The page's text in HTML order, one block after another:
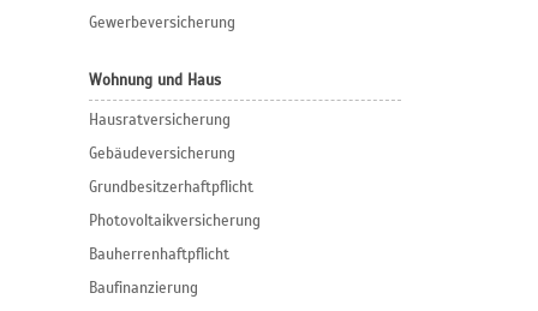
Gewerbeversicherung
Wohnung und Haus
Hausratversicherung
Gebäudeversicherung
Grundbesitzerhaftpflicht
Photovoltaikversicherung
Bauherrenhaftpflicht
Baufinanzierung